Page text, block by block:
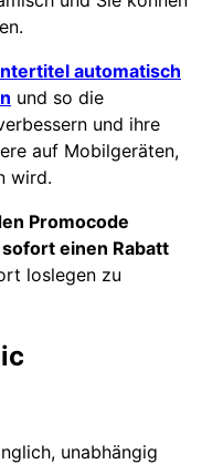
automatisch
und so die
und ihre
auf Mobilgeräten,
wird.
Promocode
sofort einen Rabatt
loslegen zu
unabhängig